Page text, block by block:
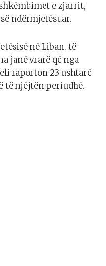
e zjarrit,
ndërmjetësuar.
në Liban, të
janë vrarë që nga
raporton 23 ushtarë
të njëjtën periudhë.